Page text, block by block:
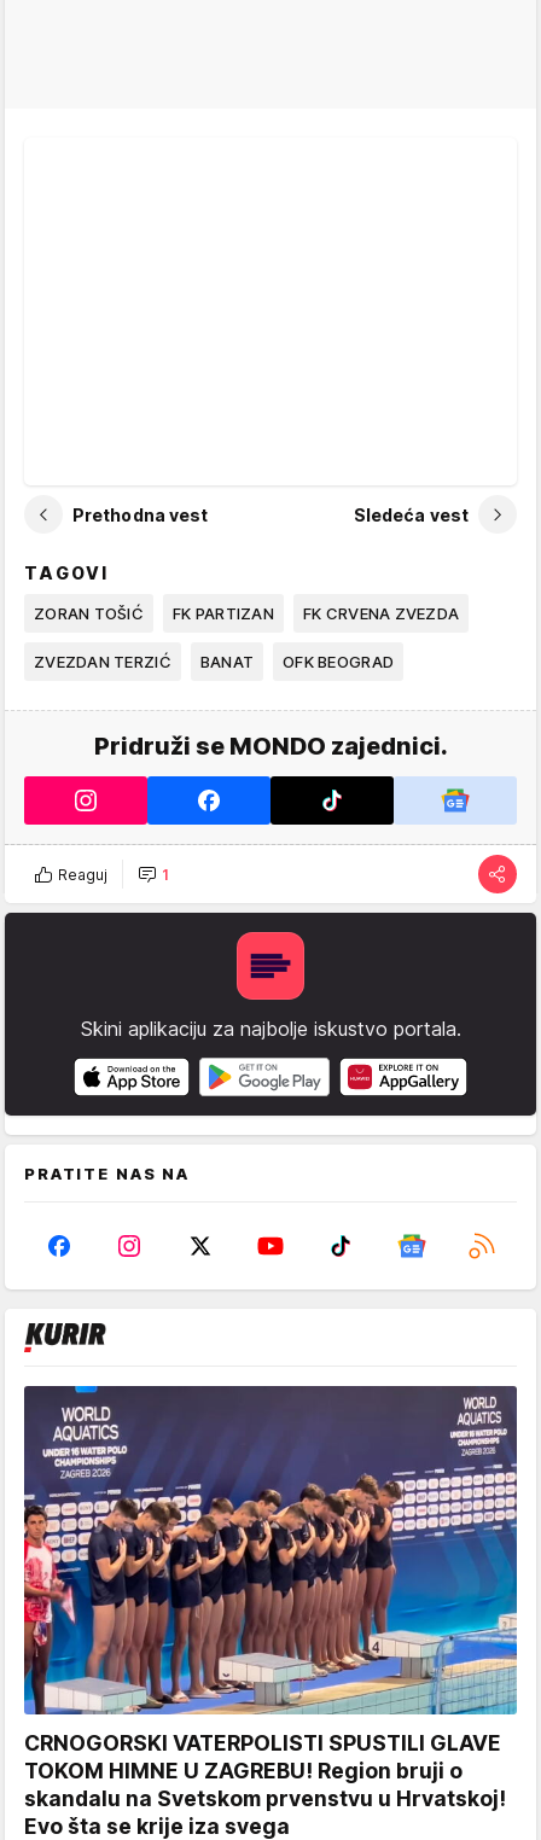
Prethodna vest Sledeća vest
TAGOVI
ZORAN TOŠIĆ FK PARTIZAN FK CRVENA ZVEZDA
ZVEZDAN TERZIĆ BANAT OFK BEOGRAD
Pridruži se MONDO zajednici.
Reaguj 1
Skini aplikaciju za najbolje iskustvo portala.
PRATITE NAS NA
CRNOGORSKI VATERPOLISTI SPUSTILI GLAVE
TOKOM HIMNE U ZAGREBU! Region bruji o
skandalu na Svetskom prvenstvu u Hrvatskoj!
Evo šta se krije iza svega